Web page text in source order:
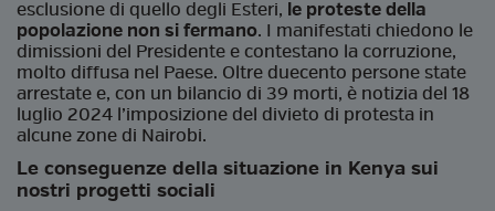
esclusione di quello degli Esteri, le proteste della
popolazione non si fermano. I manifestati chiedono le
dimissioni del Presidente e contestano la corruzione,
molto diffusa nel Paese. Oltre duecento persone state
arrestate e, con un bilancio di 39 morti, è notizia del 18
luglio 2024 l’imposizione del divieto di protesta in
alcune zone di Nairobi.
Le conseguenze della situazione in Kenya sui
nostri progetti sociali